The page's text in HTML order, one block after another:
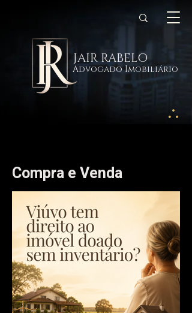
JAIR RABELO
Advogado Imobiliário
Compra e Venda